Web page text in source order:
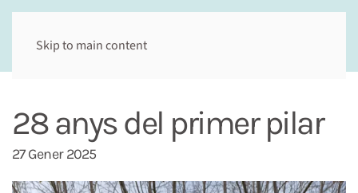
Skip to main content
28 anys del primer pilar
27 Gener 2025